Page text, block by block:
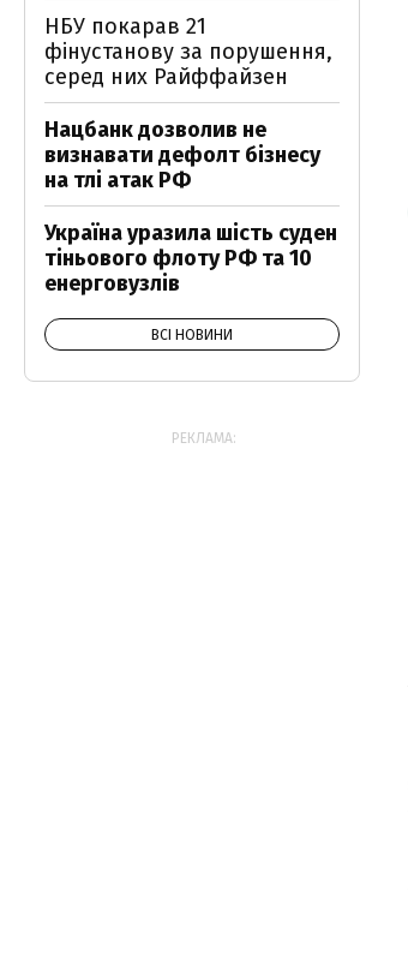
НБУ покарав 21
фінустанову за порушення,
серед них Райффайзен
Нацбанк дозволив не
визнавати дефолт бізнесу
на тлі атак РФ
Україна уразила шість суден
тіньового флоту РФ та 10
енерговузлів
ВСІ НОВИНИ
РЕКЛАМА: